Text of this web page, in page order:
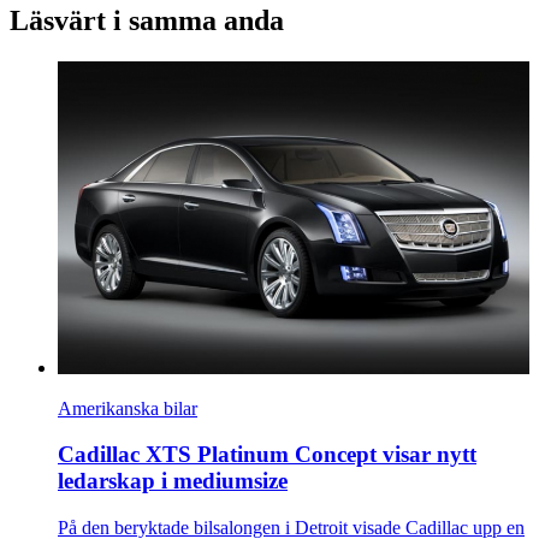
Läsvärt i samma anda
Amerikanska bilar
Cadillac XTS Platinum Concept visar nytt
ledarskap i mediumsize
På den beryktade bilsalongen i Detroit visade Cadillac upp en